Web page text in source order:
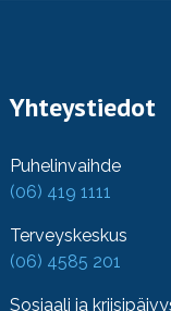
Yhteystiedot
Puhelinvaihde
(06) 419 1111
Terveyskeskus
(06) 4585 201
Sosiaali ja